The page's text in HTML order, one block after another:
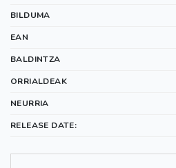
BILDUMA
EAN
BALDINTZA
ORRIALDEAK
NEURRIA
RELEASE DATE: